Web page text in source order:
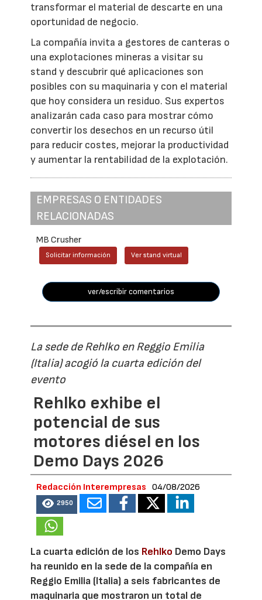
transformar el material de descarte en una
oportunidad de negocio.
La compañía invita a gestores de canteras o
una explotaciones mineras a visitar su
stand y descubrir qué aplicaciones son
posibles con su maquinaria y con el material
que hoy considera un residuo. Sus expertos
analizarán cada caso para mostrar cómo
convertir los desechos en un recurso útil
para reducir costes, mejorar la productividad
y aumentar la rentabilidad de la explotación.
EMPRESAS O ENTIDADES
RELACIONADAS
MB Crusher
Solicitar información Ver stand virtual
ver/escribir comentarios
La sede de Rehlko en Reggio Emilia
(Italia) acogió la cuarta edición del
evento
Rehlko exhibe el
potencial de sus
motores diésel en los
Demo Days 2026
Redacción Interempresas 04/08/2026
2950
La cuarta edición de los Rehlko Demo Days
ha reunido en la sede de la compañía en
Reggio Emilia (Italia) a seis fabricantes de
maquinaria que mostraron un total de